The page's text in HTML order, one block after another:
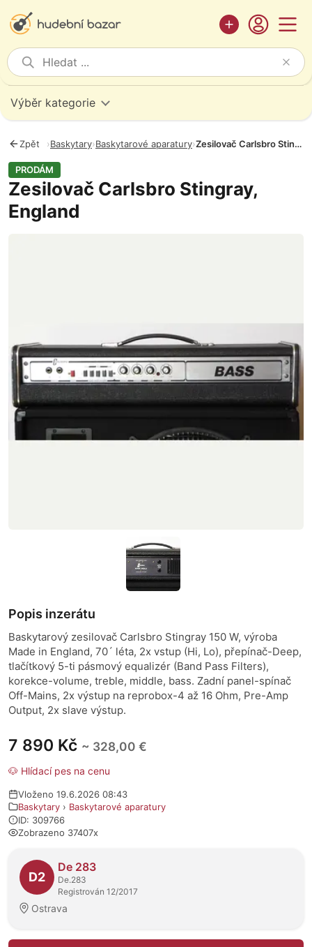
Výběr kategorie
Zpět ›Baskytary›Baskytarové aparatury› Zesilovač Carlsbro Stingray, England
PRODÁM
Zesilovač Carlsbro Stingray,
England
7 890 Kč ~ 328,00 €
🐶 Hlídací pes na cenu
Vloženo 19.6.2026 08:43
Baskytary › Baskytarové aparatury
ID: 309766
Zobrazeno 37407x
O prodejci
D2
De 283
De.283
Registrován 12/2017
Ostrava
Popis inzerátu
Baskytarový zesilovač Carlsbro Stingray 150 W, výroba
Made in England, 70´ léta, 2x vstup (Hi, Lo), přepínač-Deep,
tlačítkový 5-ti pásmový equalizér (Band Pass Filters),
korekce-volume, treble, middle, bass. Zadní panel-spínač
Off-Mains, 2x výstup na reprobox-4 až 16 Ohm, Pre-Amp
Output, 2x slave výstup.